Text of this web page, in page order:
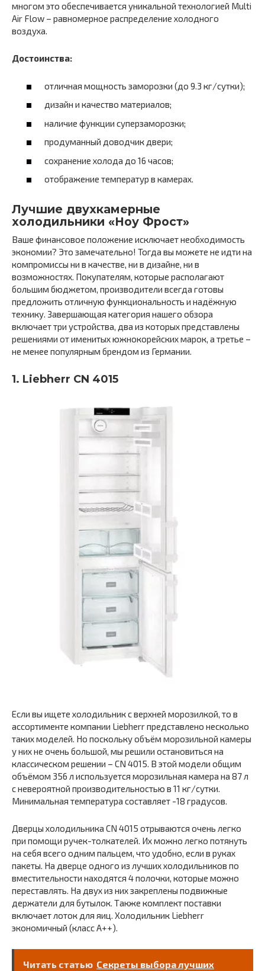
многом это обеспечивается уникальной технологией Multi
Air Flow – равномерное распределение холодного
воздуха.
Достоинства:
отличная мощность заморозки (до 9.3 кг/сутки);
дизайн и качество материалов;
наличие функции суперзаморозки;
продуманный доводчик двери;
сохранение холода до 16 часов;
отображение температур в камерах.
Лучшие двухкамерные
холодильники «Ноу Фрост»
Ваше финансовое положение исключает необходимость
экономии? Это замечательно! Тогда вы можете не идти на
компромиссы ни в качестве, ни в дизайне, ни в
возможностях. Покупателям, которые располагают
большим бюджетом, производители всегда готовы
предложить отличную функциональность и надёжную
технику. Завершающая категория нашего обзора
включает три устройства, два из которых представлены
решениями от именитых южнокорейских марок, а третье –
не менее популярным брендом из Германии.
1. Liebherr CN 4015
Если вы ищете холодильник с верхней морозилкой, то в
ассортименте компании Liebherr представлено несколько
таких моделей. Но поскольку объём морозильной камеры
у них не очень большой, мы решили остановиться на
классическом решении – CN 4015. В этой модели общим
объёмом 356 л используется морозильная камера на 87 л
с невероятной производительностью в 11 кг/сутки.
Минимальная температура составляет -18 градусов.
Дверцы холодильника CN 4015 отрываются очень легко
при помощи ручек-толкателей. Их можно легко потянуть
на себя всего одним пальцем, что удобно, если в руках
пакеты. На дверце одного из лучших холодильников по
вместительности находятся 4 полочки, которые можно
переставлять. На двух из них закреплены подвижные
держатели для бутылок. Также комплект поставки
включает лоток для яиц. Холодильник Liebherr
экономичный (класс A++).
Читать статью Секреты выбора лучших